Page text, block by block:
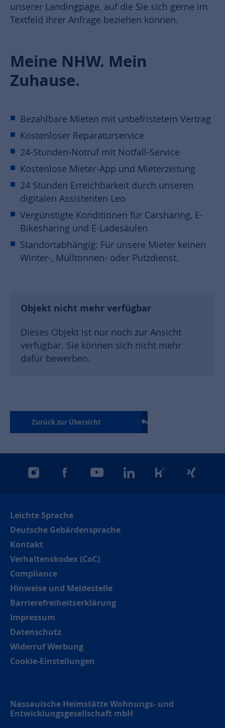
unserer Landingpage, auf die Sie sich gerne im
Textfeld Ihrer Anfrage beziehen können.
Meine NHW. Mein
Zuhause.
Bezahlbare Mieten mit unbefristetem Vertrag
Kostenloser Reparaturservice
24-Stunden-Notruf mit Notfall-Service
Kostenlose Mieter-App und Mieterzeitung
24 Stunden Erreichbarkeit durch unseren
digitalen Assistenten Leo
Vergünstigte Konditionen für Carsharing, E-
Bikesharing und E-Ladesäulen
Standortabhängig: Für unsere Mieter keinen
Winter-, Mülltonnen- oder Putzdienst.
Objekt nicht mehr verfügbar
Dieses Objekt ist nur noch zur Ansicht
verfügbar. Sie können sich nicht mehr
dafür bewerben.
Zurück zur Übersicht
instagramfacebookyoutubelinkedinkununuxing
Leichte Sprache
Deutsche Gebärdensprache
Kontakt
Verhaltenskodex (CoC)
Compliance
Hinweise und Meldestelle
Barrierefreiheitserklärung
Impressum
Datenschutz
Widerruf Werbung
Cookie-Einstellungen
Nassauische Heimstätte Wohnungs- und
Entwicklungsgesellschaft mbH